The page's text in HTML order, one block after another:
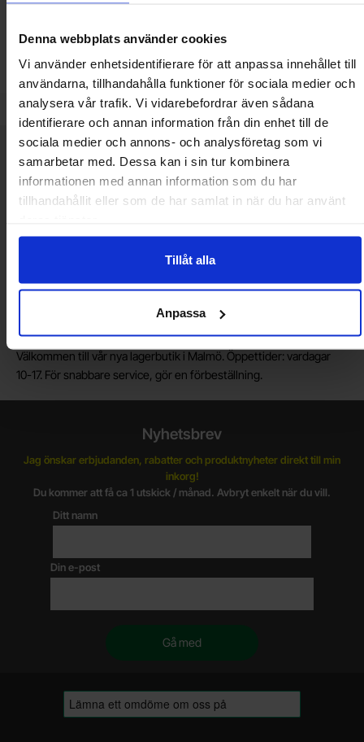
Denna webbplats använder cookies
Vi använder enhetsidentifierare för att anpassa innehållet till
användarna, tillhandahålla funktioner för sociala medier och
analysera vår trafik. Vi vidarebefordrar även sådana
identifierare och annan information från din enhet till de
sociala medier och annons- och analysföretag som vi
samarbetar med. Dessa kan i sin tur kombinera
informationen med annan information som du har
tillhandahållit eller som de har samlat in när du har använt
Tillåt alla
Anpassa
Art. nr
4101 1211
Lagervara, 18 st
Enhet:
st
Köp
Art. nr
41022280
Lagervara, 47 st
Enhet:
st
Kort allmän information
VOEC till Norge
Vi är registrerade för VOEC, vilket innebär at våra norska kunder
kan handla med norsk moms hos oss, och slipper avgifter för
Vill du jobba på Electrokit?
Läs mer om att jobba på electrokit
Lagerbutik i Malmö
Välkommen till vår nya lagerbutik i Malmö. Öppettider: vardagar
10-17. För snabbare service, gör en förbeställning.
Nyhetsbrev
Jag önskar erbjudanden, rabatter och produktnyheter direkt till min
inkorg!
Du kommer att få ca 1 utskick / månad. Avbryt enkelt när du vill.
Ditt namn
Din e-post